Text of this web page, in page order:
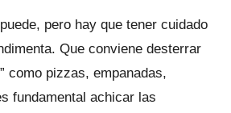
pero hay que tener cuidado
Que conviene desterrar
como pizzas, empanadas,
fundamental achicar las